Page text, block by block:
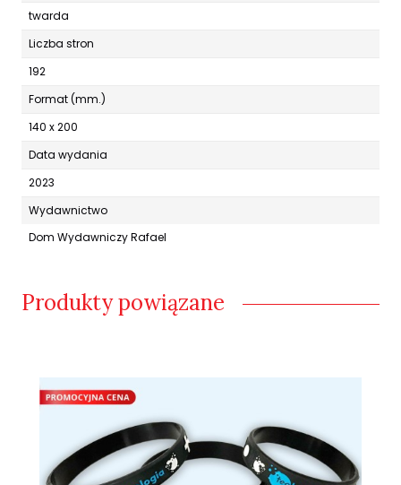
twarda
Liczba stron
192
Format (mm.)
140 x 200
Data wydania
2023
Wydawnictwo
Dom Wydawniczy Rafael
Produkty powiązane